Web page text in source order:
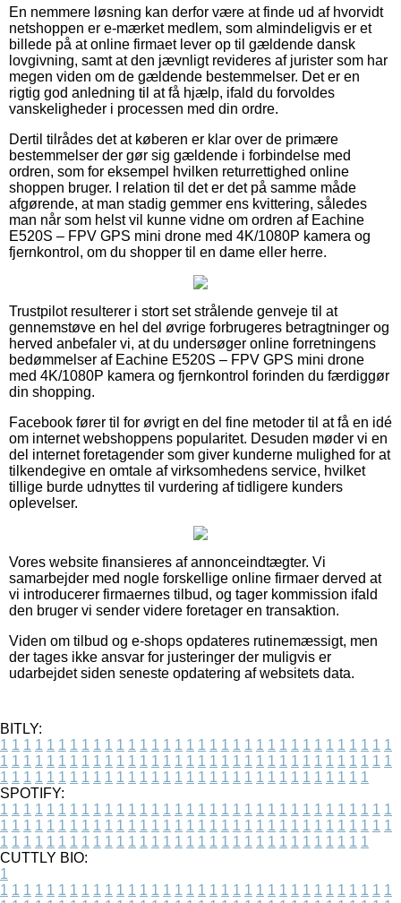
En nemmere løsning kan derfor være at finde ud af hvorvidt
netshoppen er e-mærket medlem, som almindeligvis er et
billede på at online firmaet lever op til gældende dansk
lovgivning, samt at den jævnligt revideres af jurister som har
megen viden om de gældende bestemmelser. Det er en
rigtig god anledning til at få hjælp, ifald du forvoldes
vanskeligheder i processen med din ordre.
Dertil tilrådes det at køberen er klar over de primære
bestemmelser der gør sig gældende i forbindelse med
ordren, som for eksempel hvilken returrettighed online
shoppen bruger. I relation til det er det på samme måde
afgørende, at man stadig gemmer ens kvittering, således
man når som helst vil kunne vidne om ordren af Eachine
E520S – FPV GPS mini drone med 4K/1080P kamera og
fjernkontrol, om du shopper til en dame eller herre.
Trustpilot resulterer i stort set strålende genveje til at
gennemstøve en hel del øvrige forbrugeres betragtninger og
herved anbefaler vi, at du undersøger online forretningens
bedømmelser af Eachine E520S – FPV GPS mini drone
med 4K/1080P kamera og fjernkontrol forinden du færdiggør
din shopping.
Facebook fører til for øvrigt en del fine metoder til at få en idé
om internet webshoppens popularitet. Desuden møder vi en
del internet foretagender som giver kunderne mulighed for at
tilkendegive en omtale af virksomhedens service, hvilket
tillige burde udnyttes til vurdering af tidligere kunders
oplevelser.
Vores website finansieres af annonceindtægter. Vi
samarbejder med nogle forskellige online firmaer derved at
vi introducerer firmaernes tilbud, og tager kommission ifald
den bruger vi sender videre foretager en transaktion.
Viden om tilbud og e-shops opdateres rutinemæssigt, men
der tages ikke ansvar for justeringer der muligvis er
udarbejdet siden seneste opdatering af websitets data.
BITLY:
1 1 1 1 1 1 1 1 1 1 1 1 1 1 1 1 1 1 1 1 1 1 1 1 1 1 1 1 1 1 1 1 1 1
1 1 1 1 1 1 1 1 1 1 1 1 1 1 1 1 1 1 1 1 1 1 1 1 1 1 1 1 1 1 1 1 1 1
1 1 1 1 1 1 1 1 1 1 1 1 1 1 1 1 1 1 1 1 1 1 1 1 1 1 1 1 1 1 1 1
SPOTIFY:
1 1 1 1 1 1 1 1 1 1 1 1 1 1 1 1 1 1 1 1 1 1 1 1 1 1 1 1 1 1 1 1 1 1
1 1 1 1 1 1 1 1 1 1 1 1 1 1 1 1 1 1 1 1 1 1 1 1 1 1 1 1 1 1 1 1 1 1
1 1 1 1 1 1 1 1 1 1 1 1 1 1 1 1 1 1 1 1 1 1 1 1 1 1 1 1 1 1 1 1
CUTTLY BIO:
1
1 1 1 1 1 1 1 1 1 1 1 1 1 1 1 1 1 1 1 1 1 1 1 1 1 1 1 1 1 1 1 1 1 1